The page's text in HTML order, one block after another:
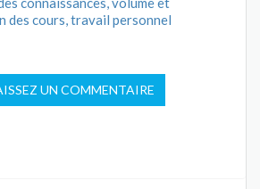
des cours, travail personnel
UN COMMENTAIRE